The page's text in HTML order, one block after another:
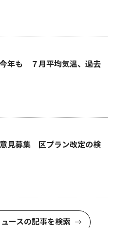
年も ７月平均気温、過去
見募集 区プラン改定の検
ースの記事を検索